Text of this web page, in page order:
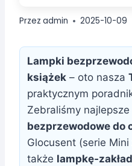
Przez admin 2025-10-09
Lampki
książek – oto nasza
praktycznym
Zebraliśmy najlepsze
bezprzewodowe do
Glocusent (serie Mini
także